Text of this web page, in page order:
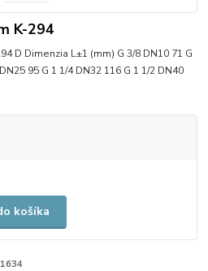
K-294
D Dimenzia L±1 (mm) G 3/8 DN10 71 G
95 G 1 1/4 DN32 116 G 1 1/2 DN40
košíka